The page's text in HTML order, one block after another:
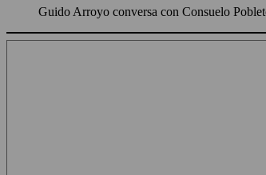
Guido Arroyo conversa con Consuelo